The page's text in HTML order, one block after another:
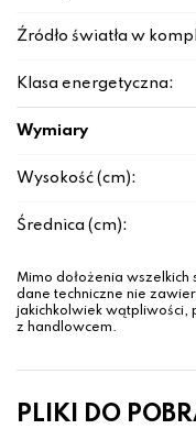
Źródło światła w
Klasa energetyczna:
Wymiary
Wysokość (cm):
Średnica (cm):
Mimo dołożenia
dane techniczne nie
jakichkolwiek wątpliwości,
z handlowcem.
PLIKI DO